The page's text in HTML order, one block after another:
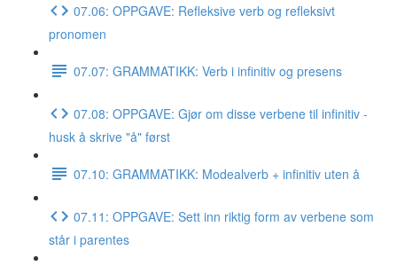
07.06: OPPGAVE: Refleksive verb og refleksivt
pronomen
07.07: GRAMMATIKK: Verb i infinitiv og presens
07.08: OPPGAVE: Gjør om disse verbene til infinitiv -
husk å skrive "å" først
07.10: GRAMMATIKK: Modealverb + infinitiv uten å
07.11: OPPGAVE: Sett inn riktig form av verbene som
står i parentes